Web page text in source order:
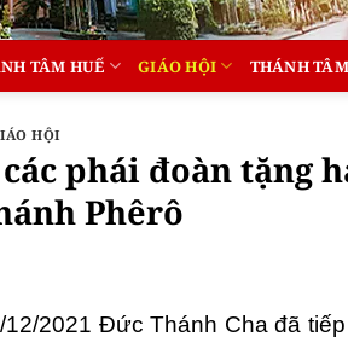
TÂM HUẾ GIÁO HỘI THÁNH TÂM
HỘI
phái đoàn tặng
Phêrô
12/2021 Đức Thánh Cha đã